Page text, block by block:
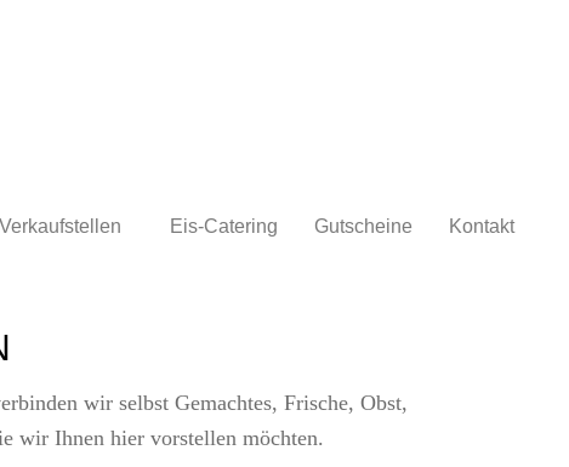
Verkaufstellen Eis-Catering Gutscheine Kontakt
wir selbst Gemachtes, Frische, Obst,
wir Ihnen hier vorstellen möchten.